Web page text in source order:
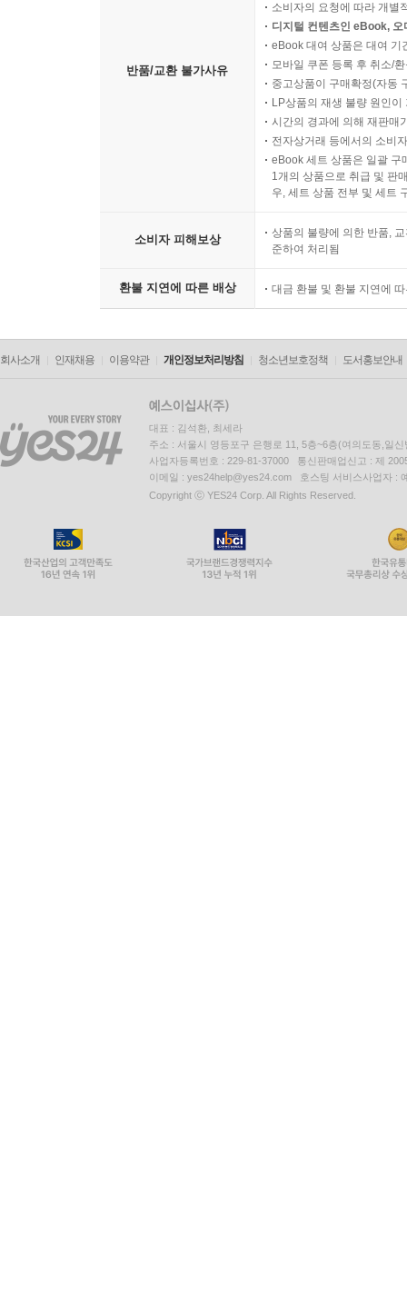
반품/교환 불가사유
소비자의 요청에 따라 개별
디지털 컨텐츠인 eBook,
eBook 대여 상품은 대여 기
모바일 쿠폰 등록 후 취소/
중고상품이 구매확정(자동
LP상품의 재생 불량 원인
시간의 경과에 의해 재판매
전자상거래 등에서의 소비
eBook 세트 상품은 일괄 구
1개의 상품으로 취급 및 판
우, 세트 상품 전부 및 세트
소비자 피해보상
상품의 불량에 의한 반품,
준하여 처리됨
환불 지연에 따른 배상 대금 환불 및 환불 지연에
회사소개 인재채용 이용약관 개인정보처리방침 청소년보호정책 도서홍보안내
대표 : 김석환, 최세라
주소 : 서울시 영등포구 은행로 11, 5층~6층(여의도동,일신
사업자등록번호 : 229-81-37000 통신판매업신고 : 제
이메일 : yes24help@yes24.com 호스팅 서비스사업자 :
Copyright ⓒ YES24 Corp. All Rights Reserved.